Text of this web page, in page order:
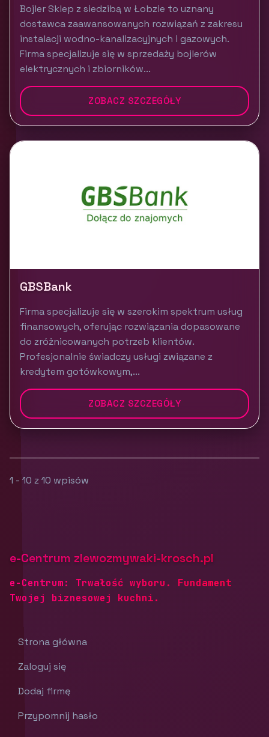
Bojler Sklep z siedzibą w Łobzie to uznany
dostawca zaawansowanych rozwiązań z zakresu
instalacji wodno-kanalizacyjnych i gazowych.
Firma specjalizuje się w sprzedaży bojlerów
elektrycznych i zbiorników...
ZOBACZ SZCZEGÓŁY
GBSBank
Firma specjalizuje się w szerokim spektrum usług
finansowych, oferując rozwiązania dopasowane
do zróżnicowanych potrzeb klientów.
Profesjonalnie świadczy usługi związane z
kredytem gotówkowym,...
ZOBACZ SZCZEGÓŁY
1 - 10 z 10 wpisów
e-Centrum zlewozmywaki-krosch.pl
e-Centrum: Trwałość wyboru. Fundament
Twojej biznesowej kuchni.
Strona główna
Zaloguj się
Dodaj firmę
Przypomnij hasło